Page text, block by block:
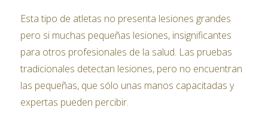
Esta tipo de atletas no presenta lesiones grandes
pero si muchas pequeñas lesiones, insignificantes
para otros profesionales de la salud. Las pruebas
tradicionales detectan lesiones, pero no encuentran
las pequeñas, que sólo unas manos capacitadas y
expertas pueden percibir.